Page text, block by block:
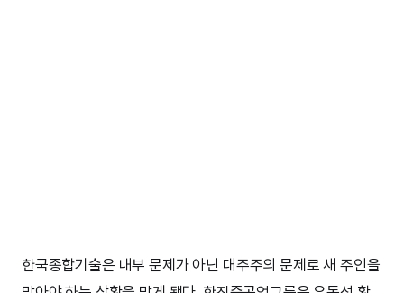
한국종합기술은 내부 문제가 아닌 대주주의 문제로 새 주인을